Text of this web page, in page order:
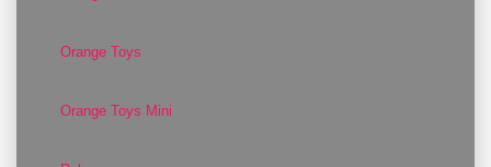
Orange Toys
Orange Toys Mini